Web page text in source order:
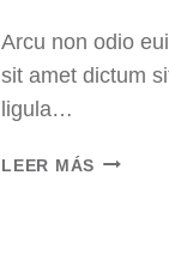
Arcu non odio
sit amet dictum
ligula…
LEER MÁS